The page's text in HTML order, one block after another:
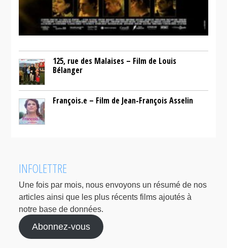
125, rue des Malaises – Film de Louis
Bélanger
François.e – Film de Jean-François Asselin
INFOLETTRE
Une fois par mois, nous envoyons un résumé de nos
articles ainsi que les plus récents films ajoutés à
notre base de données.
Abonnez-vous